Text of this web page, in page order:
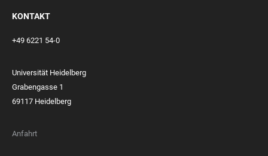
KONTAKT
+49 6221 54-0
Universität Heidelberg
Grabengasse 1
69117 Heidelberg
Anfahrt